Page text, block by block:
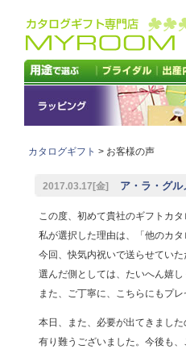
カタログギフト > お客様の声
2017.03.17[金] ア・ラ・グ
この度、初めて貴社のギフトカ
私が選択した理由は、「他のカ
今回、快気内祝いで送らせてい
選んだ側としては、たいへん嬉し
また、ご丁寧に、こちらにもプ
本日、また、必要が出てきまし
有り難うございました。今後も